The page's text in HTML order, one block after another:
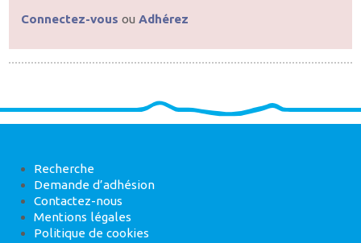
Connectez-vous ouAdhérez
Recherche
Demande d’adhésion
Contactez-nous
Mentions légales
Politique de cookies